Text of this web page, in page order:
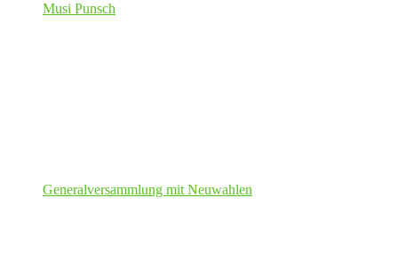
Musi Punsch
Generalversammlung mit Neuwahlen